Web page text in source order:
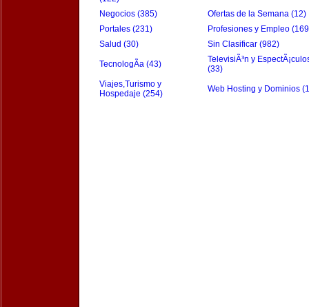
Negocios (385)
Ofertas de la Semana (12)
Portales (231)
Profesiones y Empleo
Salud (30)
Sin Clasificar (982)
TecnologÃ­a (43)
TelevisiÃ³n y
(33)
Viajes,Turismo y
Hospedaje (254)
Web Hosting y Dominios